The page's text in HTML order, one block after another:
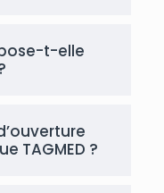
t-elle
TAGMED ?